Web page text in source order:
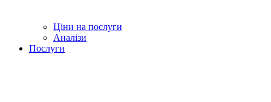
Ціни на послуги
Аналізи
Послуги